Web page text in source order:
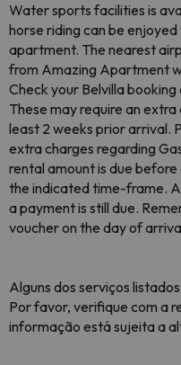
Water sports facilities is
horse riding can be
apartment. The nearest
from Amazing Apartment
Check your Belvilla
These may require an
least 2 weeks prior arrival.
extra charges regarding
rental amount is due
the indicated time-frame.
a payment is still due.
voucher on the day of
Alguns dos serviços
Por favor, verifique com a
informação está sujeita a